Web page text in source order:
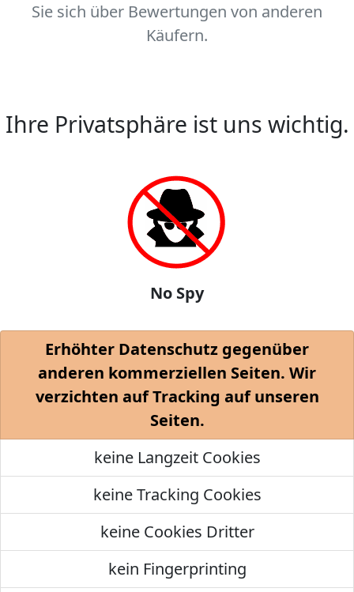
Sie sich über Bewertungen von anderen
Käufern.
Ihre Privatsphäre ist uns wichtig.
No Spy
Erhöhter Datenschutz gegenüber
anderen kommerziellen Seiten. Wir
verzichten auf Tracking auf unseren
Seiten.
keine Langzeit Cookies
keine Tracking Cookies
keine Cookies Dritter
kein Fingerprinting